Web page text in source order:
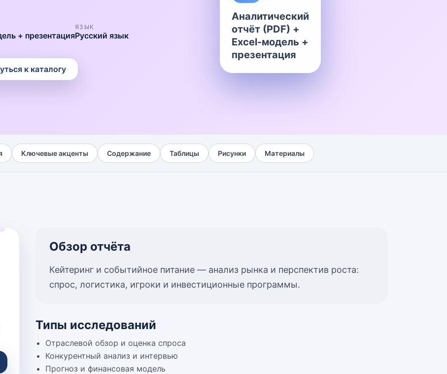
+ презентация
ЯЗЫК
Русский язык
к каталогу
Аналитический
отчёт (PDF) +
Excel-модель +
презентация
Ключевые акценты Содержание Таблицы Рисунки Материалы
Обзор отчёта
Кейтеринг и событийное питание — анализ рынка и перспектив роста:
спрос, логистика, игроки и инвестиционные программы.
Типы исследований
Отраслевой обзор и оценка спроса
Конкурентный анализ и интервью
Прогноз и финансовая модель